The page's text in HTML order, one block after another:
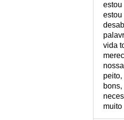
estou
estou
vida
muito